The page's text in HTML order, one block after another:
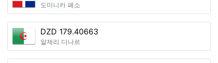
도미니카 페소
DZD 179.40663
알제리 디나르